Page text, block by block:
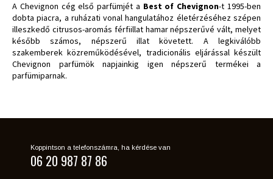
A Chevignon cég első parfümjét a Best of Chevignon-t 1995-ben
dobta piacra, a ruházati vonal hangulatához életérzéséhez szépen
illeszkedő citrusos-aromás férfiillat hamar népszerűvé vált, melyet
később számos, népszerű illat követett. A legkiválóbb
szakemberek közreműködésével, tradicionális eljárással készült
Chevignon parfümök napjainkig igen népszerű termékei a
parfümiparnak.
Koppintson a telefonszámra, ha kérdése van
06 20 987 87 86